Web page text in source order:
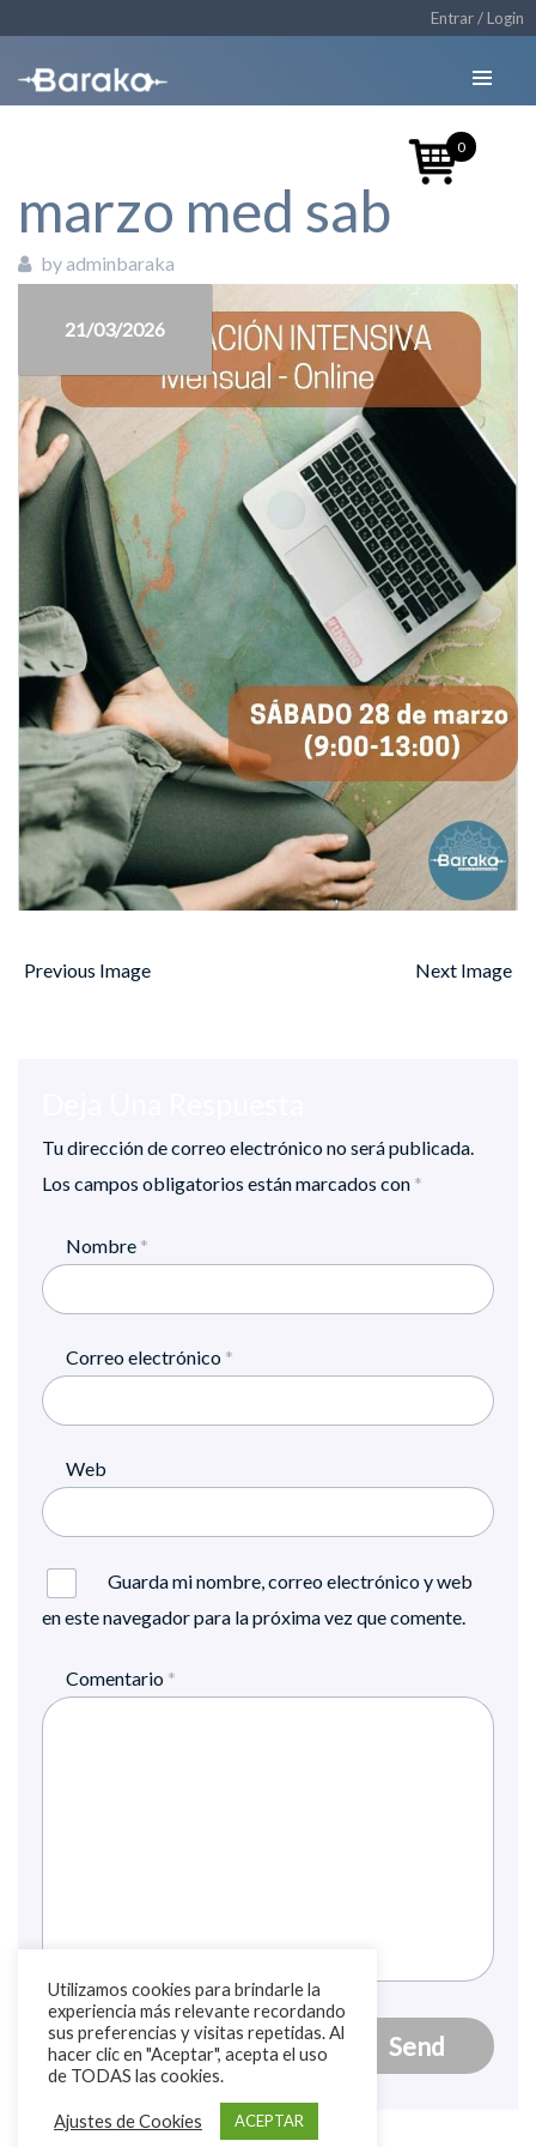
Entrar / Login
marzo med sab
by adminbaraka
21/03/2026
Previous Image Next Image
Tu dirección de correo electrónico no será publicada.
Los campos obligatorios están marcados con *
Nombre *
Correo electrónico *
Web
Guarda mi nombre, correo electrónico y web
en este navegador para la próxima vez que comente.
Comentario *
Utilizamos cookies para brindarle la
experiencia más relevante recordando
sus preferencias y visitas repetidas. Al
hacer clic en "Aceptar", acepta el uso
de TODAS las cookies.
Ajustes de Cookies ACEPTAR
0